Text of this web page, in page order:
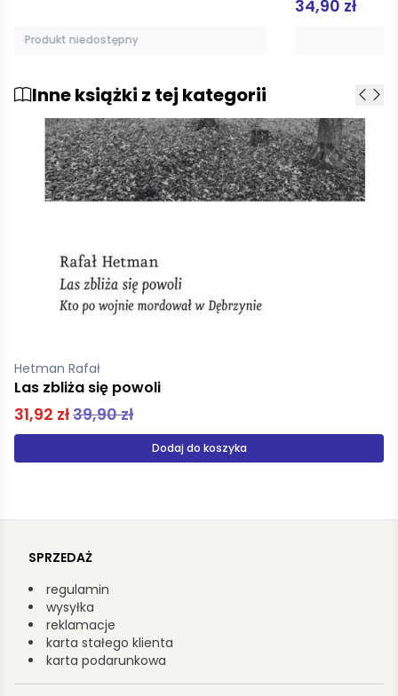
Inne książki z tej kategorii
Silverberg Robert
W dół do ziemi
49,90 zł
Produkt niedostępny
SPRZEDAŻ
regulamin
wysyłka
reklamacje
karta stałego klienta
karta podarunkowa